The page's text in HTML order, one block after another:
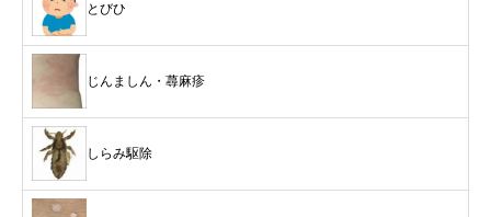
とびひ
じんましん・蕁麻疹
しらみ駆除